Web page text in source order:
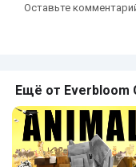
Оставьте
Ещё от Everbloom